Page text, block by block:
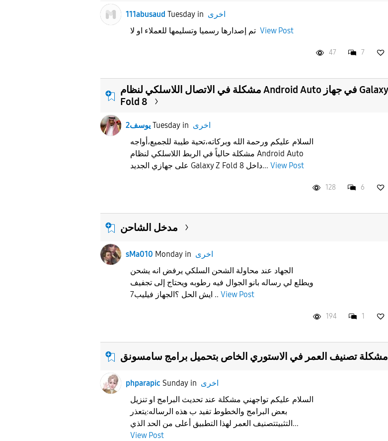
111abusaud Tuesday in اخرى
View Post
47 7
مشكلة في الاتصال اللاسلكي لنظام Android Auto في جهاز Galaxy Z
Fold 8
يوسف2 Tuesday in اخرى
السلام عليكم ورحمة الله وبركاته،​تحية طيبة للجميع،​أواجه
مشكلة حالياً في الربط اللاسلكي لنظام Android Auto
على جهازي الجديد Galaxy Z Fold 8 داخل... View Post
128 6
مدخل الشاحن
sMa010 Monday in اخرى
الجهاد عند محاولة الشحن السلكي يرفض انه يشحن
ويطلع لي رساله بانو الجوال فيه رطوبه ويحتاج إلى تجفيف
View Post
194 1
مشكلة تصنيف العمر في الاستوري الخاص بتحميل برامج سامسونق
phparapic Sunday in اخرى
السلام عليكم تواجهني مشكلة عند تحديث البرامج او تنزيل
بعض البرامج والخطوط تفيد ب هذه الرساله:يتعذر
التثبيتتصنيف العمر لهذا التطبيق أعلى من الحد الذي...
View Post